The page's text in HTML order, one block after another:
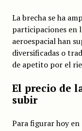
La brecha se ha
participaciones en
aeroespacial han
diversificadas o
de apetito por el
El precio de
subir
Para figurar hoy